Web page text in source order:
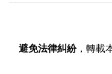
避免法律糾紛，轉載